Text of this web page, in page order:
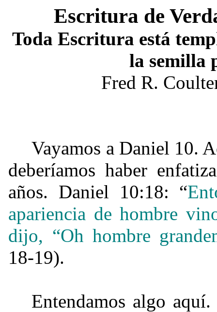
Escritura de
Toda Escritura está
la semilla
Fred R.
Vayamos a Daniel 10.
deberíamos haber
años. Daniel 10:18: “
apariencia de hombre
dijo, “Oh hombre
18-19).
Entendamos algo